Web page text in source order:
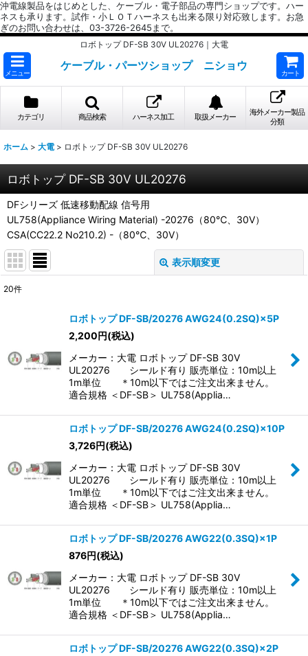
沖電線製品をはじめとした、ケーブル・電子部品の専門ショップです。ハー
ネスも承ります。試作・小ＬＯＴハーネスも出来る限り対応致します。お急
ぎのお問い合わせは、03-3726-2645まで。
ロボトップ DF-SB 30V UL20276｜大電
メニュー
ケーブル・パーツショップ ニショウ
カート
カテゴリ 商品検索 ハーネス加工 取扱メーカー
海外メーカー製品
分類
ホーム > 大電 > ロボトップ DF-SB 30V UL20276
ロボトップ DF-SB 30V UL20276
DFシリーズ 低速移動配線 信号用
UL758(Appliance Wiring Material) -20276（80℃、30V）
CSA(CC22.2 No210.2) -（80℃、30V）
表示順変更
絞り込む
20件
ロボトップ DF-SB/20276 AWG24(0.2SQ)×5P
2,200円(税込)
メーカー：大電 ロボトップ DF-SB 30V
UL20276 シールド有り 販売単位：10m以上
1m単位 ＊10m以下ではご注文出来ません。
適合規格 ＜DF-SB＞ UL758(Applia…
ロボトップ DF-SB/20276 AWG24(0.2SQ)×10P
3,726円(税込)
メーカー：大電 ロボトップ DF-SB 30V
UL20276 シールド有り 販売単位：10m以上
1m単位 ＊10m以下ではご注文出来ません。
適合規格 ＜DF-SB＞ UL758(Applia…
ロボトップ DF-SB/20276 AWG22(0.3SQ)×1P
876円(税込)
メーカー：大電 ロボトップ DF-SB 30V
UL20276 シールド有り 販売単位：10m以上
1m単位 ＊10m以下ではご注文出来ません。
適合規格 ＜DF-SB＞ UL758(Applia…
ロボトップ DF-SB/20276 AWG22(0.3SQ)×2P